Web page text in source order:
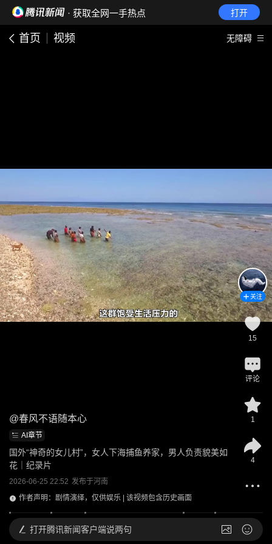
· 获取全网一手热点 打开
首页 视频 无障碍
@春风不语随本心
AI章节
国外“神奇的女儿村”，女人下海捕鱼养家，男人负责貌美如
花｜纪录片
2026-06-25 22:52 发布于河南
作者声明：剧情演绎，仅供娱乐 | 该视频包含历史画面
关注
15
评论
1
4
打开腾讯新闻客户端说两句